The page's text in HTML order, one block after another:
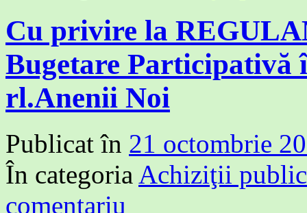
Cu privire la
Bugetare Participativă
rl.Anenii Noi
Publicat în 21 octombrie
În categoria Achiziţii
comentariu